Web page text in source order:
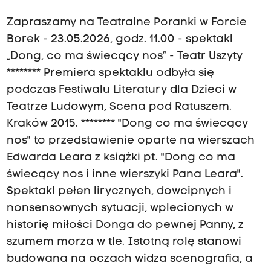
Zapraszamy na Teatralne Poranki w Forcie
Borek - 23.05.2026, godz. 11.00 - spektakl
„Dong, co ma świecący nos” - Teatr Uszyty
******** Premiera spektaklu odbyła się
podczas Festiwalu Literatury dla Dzieci w
Teatrze Ludowym, Scena pod Ratuszem.
Kraków 2015. ******** "Dong co ma świecący
nos" to przedstawienie oparte na wierszach
Edwarda Leara z książki pt. "Dong co ma
świecący nos i inne wierszyki Pana Leara".
Spektakl pełen lirycznych, dowcipnych i
nonsensownych sytuacji, wplecionych w
historię miłości Donga do pewnej Panny, z
szumem morza w tle. Istotną rolę stanowi
budowana na oczach widza scenografia, a